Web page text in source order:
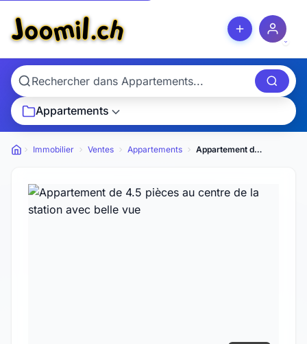
Appartements
Petites annonces
Immobilier Ventes Appartements Appartement de 4.5 pièces au centre de la station avec belle vue